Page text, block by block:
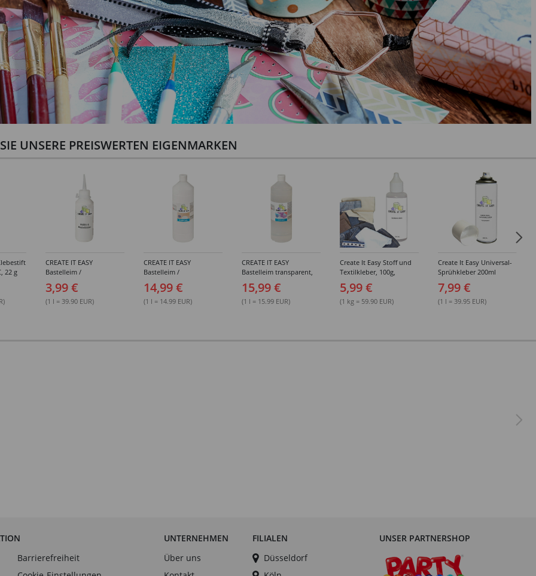
UNSERE PREISWERTEN EIGENMARKEN
22 g
CREATE IT EASY
Bastelleim /
Buchbinderleim, 100 ml
3,99 €
(1 l = 39.90 EUR)
CREATE IT EASY
Bastelleim /
Buchbinderleim, 1000 ml
14,99 €
(1 l = 14.99 EUR)
CREATE IT EASY
Bastelleim transparent,
ohne Lösungsmittel,
1000 ml
15,99 €
(1 l = 15.99 EUR)
Create It Easy Stoff und
Textilkleber, 100g,
Kunststoffflasche mit
Maldüse
5,99 €
(1 kg = 59.90 EUR)
Create It Easy Universal-
Sprühkleber 200ml
(permanent)
7,99 €
(1 l = 39.95 EUR)
Barrierefreiheit
UNTERNEHMEN
Über uns
FILIALEN
Düsseldorf
UNSER PARTNERSHOP